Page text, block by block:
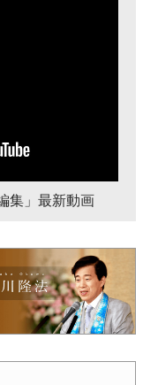
集」最新動画